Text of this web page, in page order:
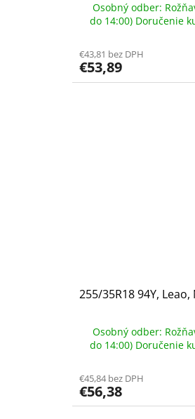
Osobný odber:
do 14:00) Doručenie
€43,81 bez DPH
€53,89
255/35R18 94Y, Leao,
Osobný odber:
do 14:00) Doručenie
€45,84 bez DPH
€56,38